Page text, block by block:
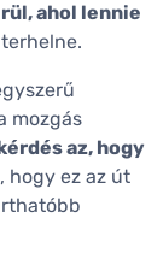
ahol lennie
mozgás
az, hogy
hogy ez az út